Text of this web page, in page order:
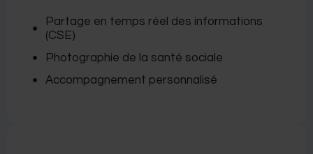
Partage en temps réel des informations
(CSE)
Photographie de la santé sociale
Accompagnement personnalisé